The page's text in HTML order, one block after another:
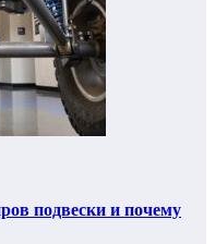
подвески и почему